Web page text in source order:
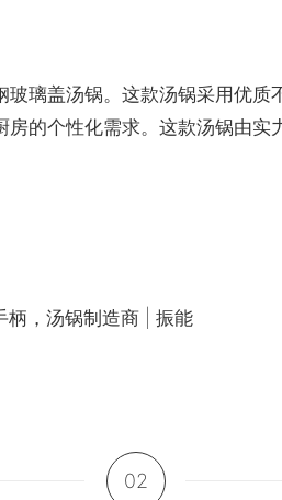
璃盖汤锅。这款汤锅采用优
的个性化需求。这款汤锅由
02